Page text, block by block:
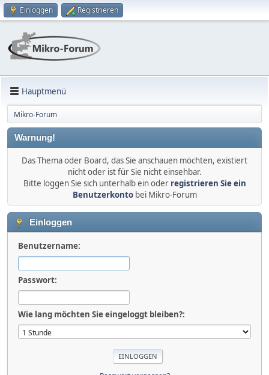
Einloggen Registrieren
Hauptmenü
Mikro-Forum
Warnung!
Das Thema oder Board, das Sie anschauen möchten, existiert
nicht oder ist für Sie nicht einsehbar.
Bitte loggen Sie sich unterhalb ein oder registrieren Sie ein
Benutzerkontobei Mikro-Forum
Einloggen
Benutzername:
Passwort:
Wie lang möchten Sie eingeloggt bleiben?: